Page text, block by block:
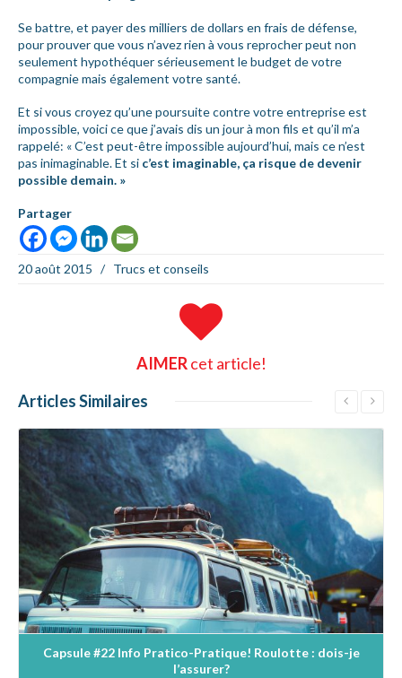
Se battre, et payer des milliers de dollars en frais de défense,
pour prouver que vous n’avez rien à vous reprocher peut non
seulement hypothéquer sérieusement le budget de votre
compagnie mais également votre santé.
Et si vous croyez qu’une poursuite contre votre entreprise est
impossible, voici ce que j’avais dis un jour à mon fils et qu’il m’a
rappelé: « C’est peut-être impossible aujourd’hui, mais ce n’est
pas inimaginable. Et si c’est imaginable, ça risque de devenir
possible demain. »
Partager
20 août 2015 / Trucs et conseils
AIMERcet article!
ArticlesSimilaires
En savoir +
Capsule #22 Info Pratico-Pratique! Roulotte : dois-je
l’assurer?